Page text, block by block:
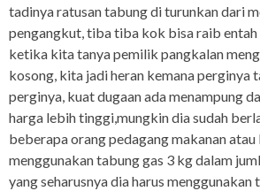
tadinya ratusan tabung di turunkan dari
pengangkut, tiba tiba kok bisa raib entah
ketika kita tanya pemilik pangkalan
kosong, kita jadi heran kemana perginya
perginya, kuat dugaan ada menampung
harga lebih tinggi,mungkin dia sudah
beberapa orang pedagang makanan atau
menggunakan tabung gas 3 kg dalam
yang seharusnya dia harus menggunakan